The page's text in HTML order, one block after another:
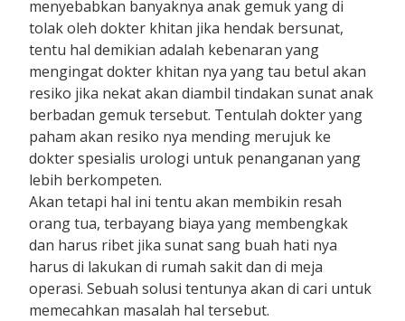
menyebabkan banyaknya anak gemuk yang di
tolak oleh dokter khitan jika hendak bersunat,
tentu hal demikian adalah kebenaran yang
mengingat dokter khitan nya yang tau betul akan
resiko jika nekat akan diambil tindakan sunat anak
berbadan gemuk tersebut. Tentulah dokter yang
paham akan resiko nya mending merujuk ke
dokter spesialis urologi untuk penanganan yang
lebih berkompeten.
Akan tetapi hal ini tentu akan membikin resah
orang tua, terbayang biaya yang membengkak
dan harus ribet jika sunat sang buah hati nya
harus di lakukan di rumah sakit dan di meja
operasi. Sebuah solusi tentunya akan di cari untuk
memecahkan masalah hal tersebut.